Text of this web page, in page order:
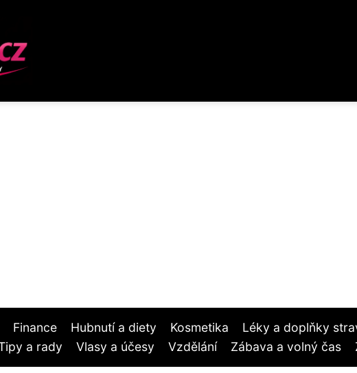
Finance Hubnutí a diety Kosmetika Léky a doplňky
a rady Vlasy a účesy Vzdělání Zábava a volný čas